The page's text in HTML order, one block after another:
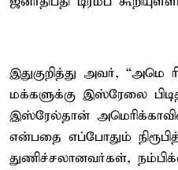
இதுகுறித்து அவர்,
மக்களுக்கு இஸ்ரேலை
இஸ்ரேல்தான்
என்பதை எப்போதும்
துணிச்சலானவர்கள்,